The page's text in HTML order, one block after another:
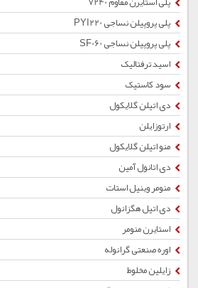
پلی پروپیلن نساجی PYI220
پلی پروپیلن نساجی SF060
اسید ترفتالیک
سود کاستیک
دی اتیلن گلایکول
ارتوزایلن
منو اتیلن گلایکول
دی اتانول آمین
منومر وینیل استات
دی اتیل هگزانول
استایرن منومر
اوره صنعتی گرانوله
زایلین مخلوط